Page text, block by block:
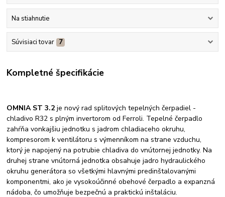
Na stiahnutie
Súvisiaci tovar 7
Kompletné špecifikácie
OMNIA ST 3.2 je nový rad splitových tepelných čerpadiel -
chladivo R32 s plným invertorom od Ferroli. Tepelné čerpadlo
zahŕňa vonkajšiu jednotku s jadrom chladiaceho okruhu,
kompresorom k ventilátoru s výmenníkom na strane vzduchu,
ktorý je napojený na potrubie chladiva do vnútornej jednotky. Na
druhej strane vnútorná jednotka obsahuje jadro hydraulického
okruhu generátora so všetkými hlavnými predinštalovanými
komponentmi, ako je vysokoúčinné obehové čerpadlo a expanzná
nádoba, čo umožňuje bezpečnú a praktickú inštaláciu.